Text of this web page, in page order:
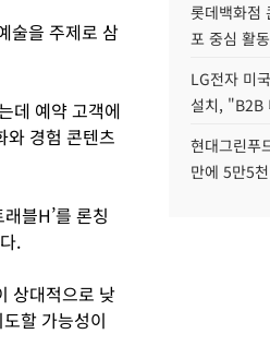
술을 주제로 삼
데 예약 고객에
와 경험 콘텐츠
블H’를 론칭
.
상대적으로 낮
할 가능성이
롯데백화점
포 중심 활
LG전자 미
설치, "B2B
현대그린푸
만에 5만5